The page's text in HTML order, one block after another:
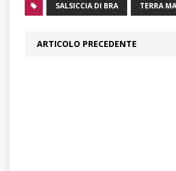
SALSICCIA DI BRA TERRA
ARTICOLO PRECEDENTE